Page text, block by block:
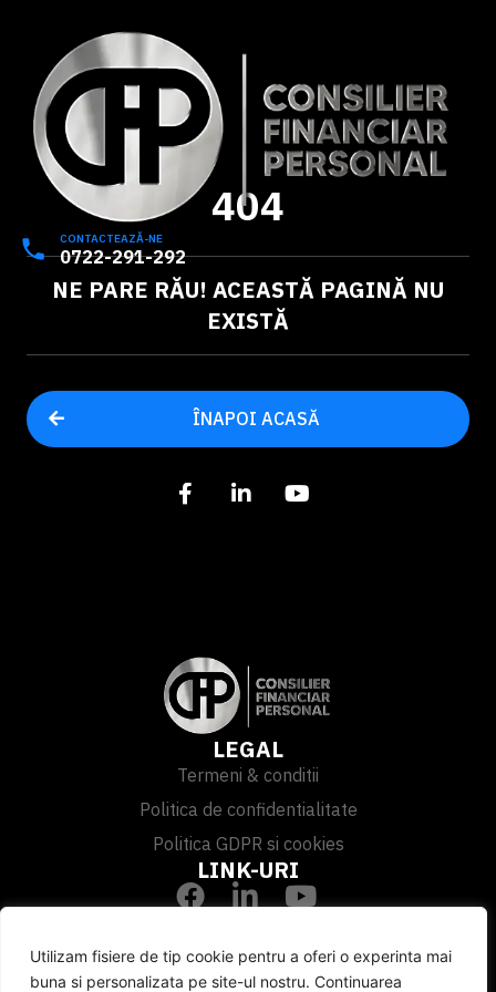
Utilizam fisiere de tip cookie pentru a oferi o experinta mai
buna si personalizata pe site-ul nostru. Continuarea
CONTACTEAZĂ-NE
0722-291-292
404
NE PARE RĂU! ACEASTĂ PAGINĂ NU
EXISTĂ
ÎNAPOI ACASĂ
LEGAL
Termeni & conditii
Politica de confidentialitate
Politica GDPR si cookies
LINK-URI
0722-291-292
consilierfinanciarpersonal@gmail.com